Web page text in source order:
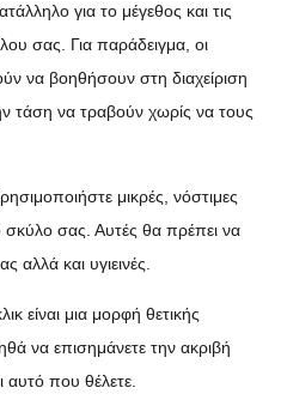
για το μέγεθος και τις
σας. Για παράδειγμα, οι
να βοηθήσουν στη διαχείριση
τάση να τραβούν χωρίς να τους
μικρές, νόστιμες
σκύλο σας. Αυτές θα πρέπει να
αλλά και υγιεινές.
είναι μια μορφή θετικής
να επισημάνετε την ακριβή
αυτό που θέλετε.